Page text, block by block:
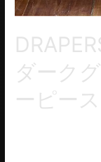
ダーク
ーピー